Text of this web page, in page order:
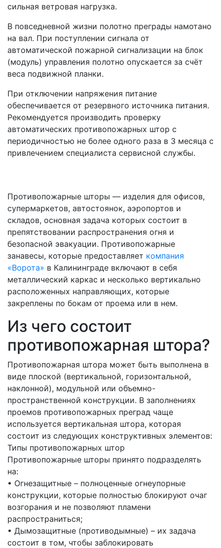
сильная ветровая нагрузка.
В повседневной жизни полотно преграды намотано
на вал. При поступлении сигнала от
автоматической пожарной сигнализации на блок
(модуль) управления полотно опускается за счёт
веса подвижной планки.
При отключении напряжения питание
обеспечивается от резервного источника питания.
Рекомендуется производить проверку
автоматических противопожарных штор с
периодичностью не более одного раза в 3 месяца с
привлечением специалиста сервисной службы.
Противопожарные шторы — изделия для офисов,
супермаркетов, автостоянок, аэропортов и
складов, основная задача которых состоит в
препятствовании распространения огня и
безопасной эвакуации. Противопожарные
занавесы, которые предоставляет компания
«Ворота» в Калининграде включают в себя
металлический каркас и несколько вертикально
расположенных направляющих, которые
закреплены по бокам от проема или в нем.
Из чего состоит
противопожарная штора?
Противопожарная штора может быть выполнена в
виде плоской (вертикальной, горизонтальной,
наклонной), модульной или объемно-
пространственной конструкции. В заполнениях
проемов противопожарных преград чаще
используется вертикальная штора, которая
состоит из следующих конструктивных элементов:
Типы противопожарных штор
Противопожарные шторы принято подразделять
на:
• Огнезащитные – полноценные огнеупорные
конструкции, которые полностью блокируют очаг
возгорания и не позволяют пламени
распространиться;
• Дымозащитные (противодымные) – их задача
состоит в том, чтобы заблокировать